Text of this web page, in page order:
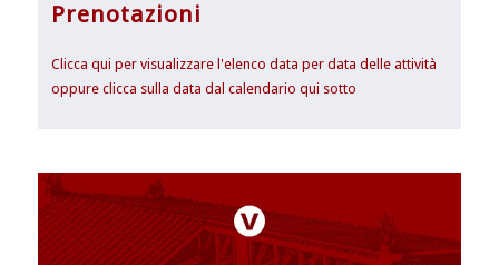
Prenotazioni
Clicca qui per visualizzare l'elenco data per data delle attività
oppure clicca sulla data dal calendario qui sotto